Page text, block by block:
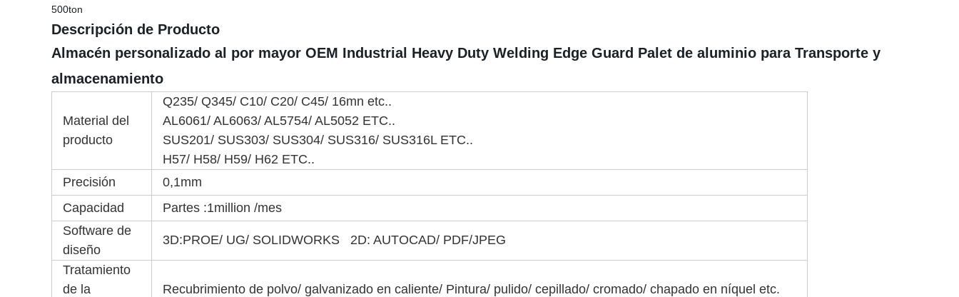
500ton
Descripción de Producto
Almacén personalizado al por mayor OEM Industrial Heavy Duty Welding Edge Guard Palet de aluminio para Transporte y
almacenamiento
Material del
producto
Q235/ Q345/ C10/ C20/ C45/ 16mn etc..
AL6061/ AL6063/ AL5754/ AL5052 ETC..
SUS201/ SUS303/ SUS304/ SUS316/ SUS316L ETC..
H57/ H58/ H59/ H62 ETC..
Precisión
0,1mm
Capacidad
Partes :1million /mes
Software de
diseño
3D:PROE/ UG/ SOLIDWORKS 2D: AUTOCAD/ PDF/JPEG
Tratamiento
de la
Recubrimiento de polvo/ galvanizado en caliente/ Pintura/ pulido/ cepillado/ cromado/ chapado en níquel etc.